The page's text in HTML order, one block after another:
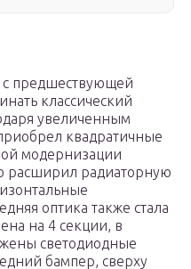
с предшествующей
классический
увеличенным
квадратичные
модернизации
расширил радиаторную
оптика также стала
на 4 секции, в
светодиодные
бампер, сверху